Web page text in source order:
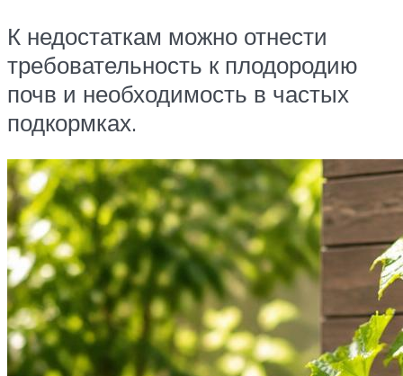
К недостаткам можно отнести
требовательность к плодородию
почв и необходимость в частых
подкормках.